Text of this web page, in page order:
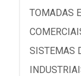
TOMADAS
SISTEMAS